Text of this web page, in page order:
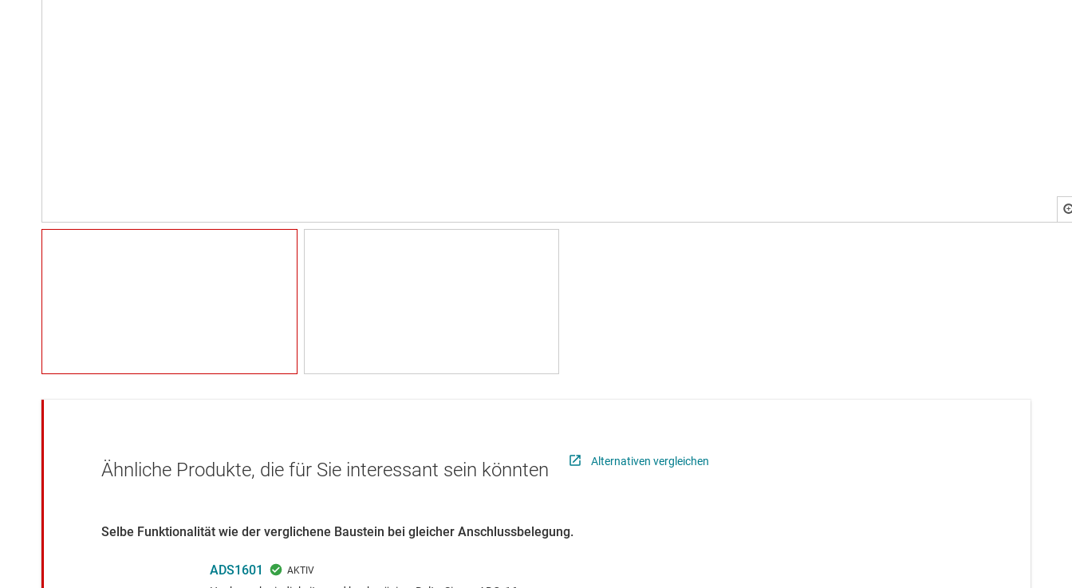
Ähnliche Produkte, die für Sie interessant sein könnten Alternativen vergleichen
Selbe Funktionalität wie der verglichene Baustein bei gleicher Anschlussbelegung.
ADS1601